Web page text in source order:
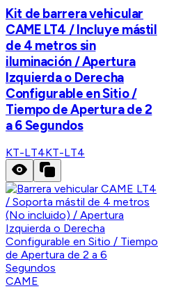
Kit de barrera vehicular
CAME LT4 / Incluye mástil
de 4 metros sin
iluminación / Apertura
Izquierda o Derecha
Configurable en Sitio /
Tiempo de Apertura de 2
a 6 Segundos
KT-LT4KT-LT4
CAME